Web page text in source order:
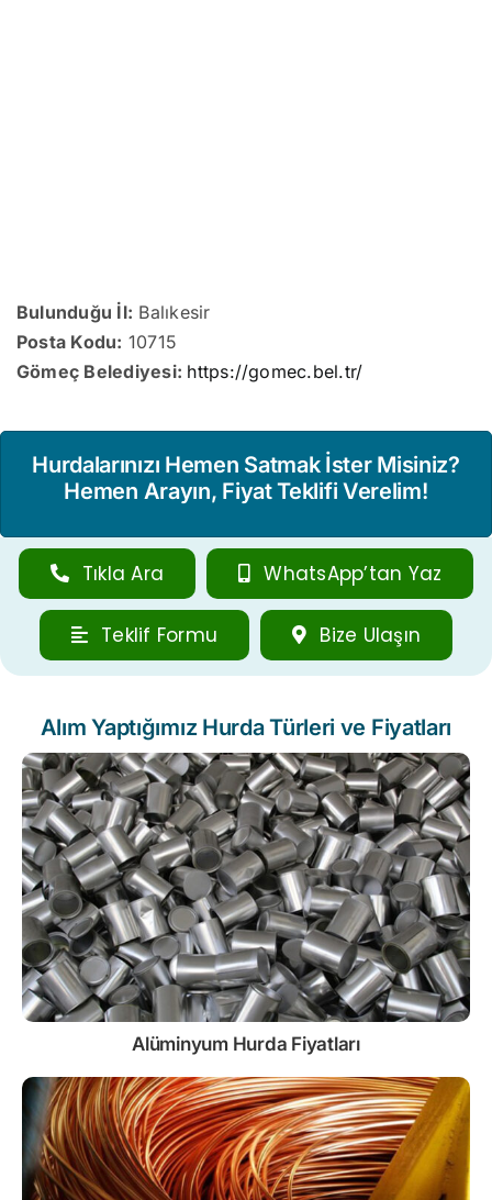
Bulunduğu İl: Balıkesir
Posta Kodu: 10715
Gömeç Belediyesi: https://gomec.bel.tr/
Hurdalarınızı Hemen Satmak İster Misiniz?
Hemen Arayın, Fiyat Teklifi Verelim!
Tıkla Ara WhatsApp’tan Yaz
Teklif Formu Bize Ulaşın
Alım Yaptığımız Hurda Türleri ve Fiyatları
Alüminyum Hurda Fiyatları